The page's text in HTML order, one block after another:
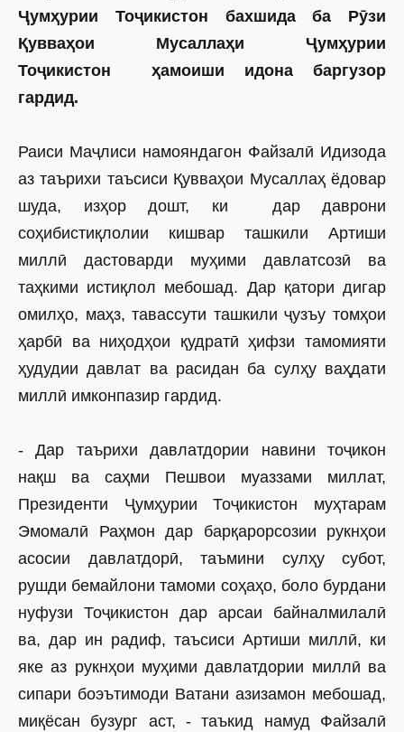
Ҷумҳурии Тоҷикистон бахшида ба Рӯзи
Қувваҳои Мусаллаҳи Ҷумҳурии
Тоҷикистон
ҳамоиши идона баргузор
гардид.
Раиси Маҷлиси намояндагон Файзалӣ Идизода
аз таърихи таъсиси Қувваҳои Мусаллаҳ ёдовар
шуда, изҳор дошт, ки дар даврони
соҳибистиқлолии кишвар ташкили Артиши
миллӣ дастоварди муҳими давлатсозӣ ва
таҳкими истиқлол мебошад. Дар қатори дигар
омилҳо, маҳз, тавассути ташкили ҷузъу томҳои
ҳарбӣ ва ниҳодҳои қудратӣ ҳифзи тамомияти
ҳудудии давлат ва расидан ба сулҳу ваҳдати
миллӣ имконпазир гардид.
- Дар таърихи давлатдории навини тоҷикон
нақш ва саҳми Пешвои муаззами миллат,
Президенти Ҷумҳурии Тоҷикистон муҳтарам
Эмомалӣ Раҳмон дар барқарорсозии рукнҳои
асосии давлатдорӣ, таъмини сулҳу субот,
рушди бемайлони тамоми соҳаҳо, боло бурдани
нуфузи Тоҷикистон дар арсаи байналмилалӣ
ва, дар ин радиф, таъсиси Артиши миллӣ, ки
яке аз рукнҳои муҳими давлатдории миллӣ ва
сипари боэътимоди Ватани азизамон мебошад,
миқёсан бузург аст, - таъкид намуд Файзалӣ